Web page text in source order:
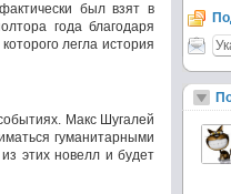
был взят в
года благодаря
легла история
Макс Шугалей
гуманитарными
этих новелл и будет